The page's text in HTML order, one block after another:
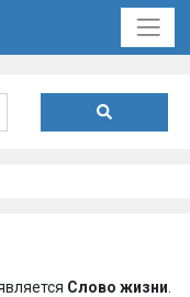
Слово жизни